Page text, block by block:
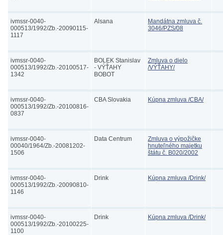
ivmssr-0040-
000513/1992/Zb.-20090115-
1117
Alsana
Mandátna zmluva č.
3046/PZS/08
ivmssr-0040-
000513/1992/Zb.-20100517-
1342
BOLEK Stanislav
- VÝŤAHY
BOBOT
Zmluva o dielo
/VÝŤAHY/
ivmssr-0040-
000513/1992/Zb.-20100816-
0837
CBA Slovakia Kúpna zmluva /CBA/
ivmssr-0040-
00040/1964/Zb.-20081202-
1506
Data Centrum
Zmluva o výpožičke
hnuteľného majetku
štátu č. B020/2002
ivmssr-0040-
000513/1992/Zb.-20090810-
1146
Drink Kúpna zmluva /Drink/
ivmssr-0040-
000513/1992/Zb.-20100225-
1100
Drink Kúpna zmluva /Drink/